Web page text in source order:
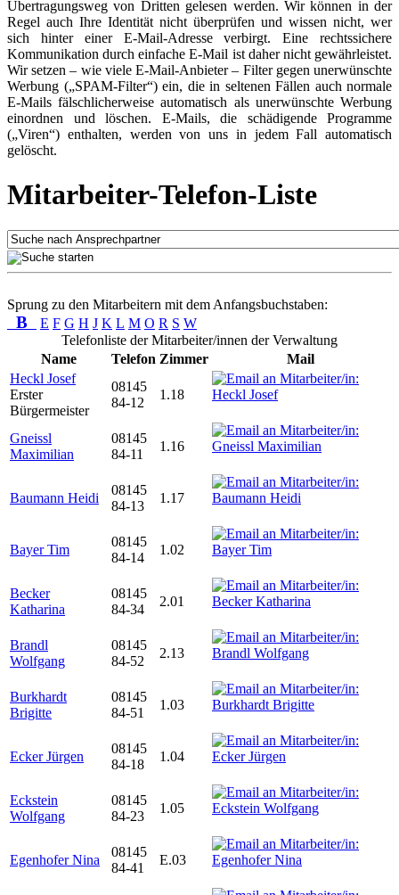
Übertragungsweg von Dritten gelesen werden. Wir können in der
Regel auch Ihre Identität nicht überprüfen und wissen nicht, wer
sich hinter einer E-Mail-Adresse verbirgt. Eine rechtssichere
Kommunikation durch einfache E-Mail ist daher nicht gewährleistet.
Wir setzen – wie viele E-Mail-Anbieter – Filter gegen unerwünschte
Werbung („SPAM-Filter“) ein, die in seltenen Fällen auch normale
E-Mails fälschlicherweise automatisch als unerwünschte Werbung
einordnen und löschen. E-Mails, die schädigende Programme
(„Viren“) enthalten, werden von uns in jedem Fall automatisch
gelöscht.
Mitarbeiter-Telefon-Liste
Sprung zu den Mitarbeitern mit dem Anfangsbuchstaben:
B E F G H J K L M O R S W
Telefonliste der Mitarbeiter/innen der Verwaltung
Name
Telefon Zimmer
Mail
Heckl Josef
Erster
Bürgermeister
08145
84-12
1.18
Gneissl
Maximilian
08145
84-11
1.16
Baumann Heidi
08145
84-13
1.17
Bayer Tim
08145
84-14
1.02
Becker
Katharina
08145
84-34
2.01
Brandl
Wolfgang
08145
84-52
2.13
Burkhardt
Brigitte
08145
84-51
1.03
Ecker Jürgen
08145
84-18
1.04
Eckstein
Wolfgang
08145
84-23
1.05
Egenhofer Nina
08145
84-41
E.03